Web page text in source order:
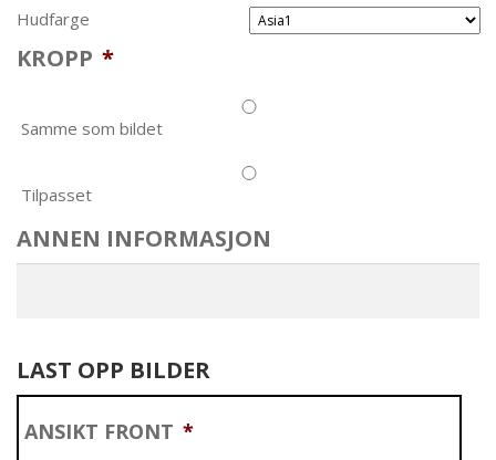
Hudfarge
KROPP *
Samme som bildet
Tilpasset
ANNEN INFORMASJON
LAST OPP BILDER
ANSIKT FRONT *